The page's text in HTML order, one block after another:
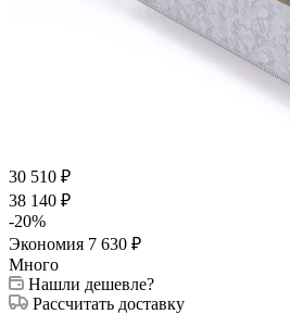
30 510 ₽
38 140 ₽
-20%
Экономия 7 630 ₽
Много
Нашли дешевле?
Рассчитать доставку